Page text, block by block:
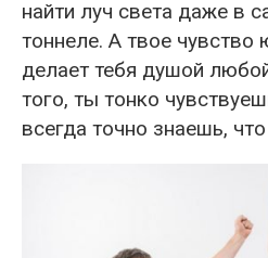
найти луч света даже в
тоннеле. А твое
делает тебя душой
того, ты тонко
всегда точно знаешь,